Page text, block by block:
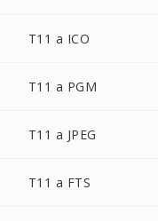
T11 a ICO
T11 a PGM
T11 a JPEG
T11 a FTS